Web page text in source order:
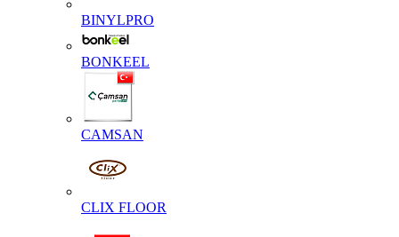
BINYLPRO
BONKEEL
CAMSAN
CLIX FLOOR